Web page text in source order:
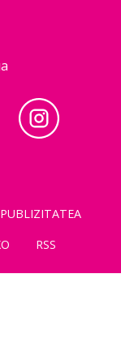
PUBLIZITATEA
RSS